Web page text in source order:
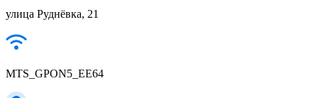
улица Руднёвка, 21
MTS_GPON5_EE64